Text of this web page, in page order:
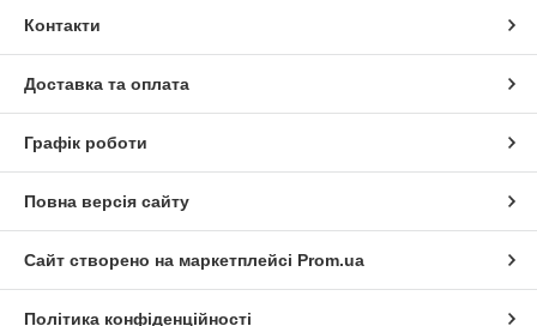
Контакти
Доставка та оплата
Графік роботи
Повна версія сайту
Сайт створено на маркетплейсі Prom.ua
Політика конфіденційності